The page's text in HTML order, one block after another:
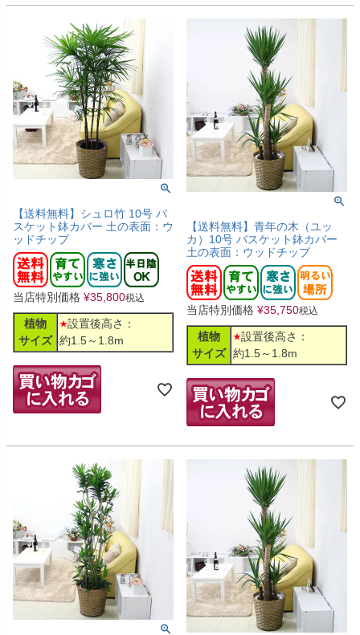
【送料無料】シュロ竹 10号 バ
スケット鉢カバー 土の表面：ウ
ッドチップ
当店特別価格 ¥35,800税込
植物
サイズ
設置後高さ：
約1.5～1.8m
【送料無料】青年の木（ユッ
カ）10号 バスケット鉢カバー
土の表面：ウッドチップ
当店特別価格 ¥35,750税込
植物
サイズ
設置後高さ：
約1.5～1.8m